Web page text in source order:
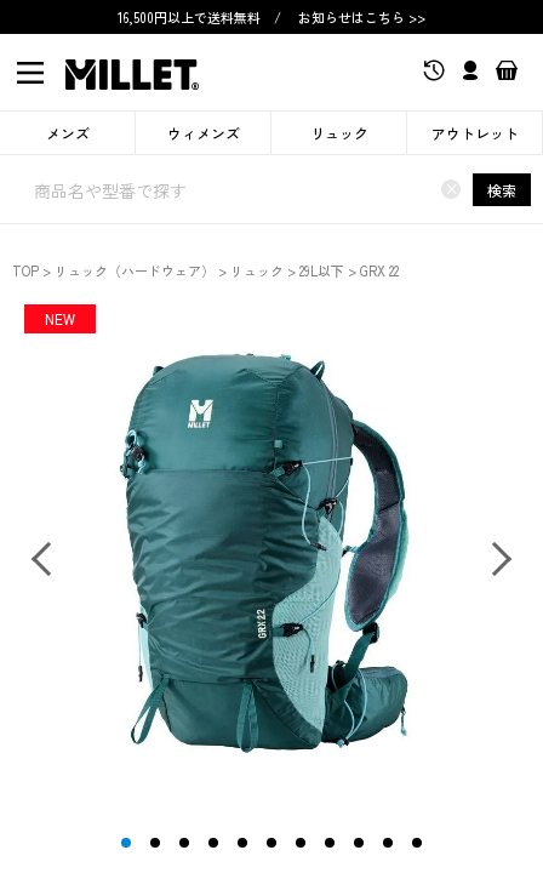
16,500円以上で送料無料 / お知らせはこちら >>
メンズ ウィメンズ リュック アウトレット
× 検索
TOP リュック（ハードウェア） リュック 29L以下 GRX 22
NEW